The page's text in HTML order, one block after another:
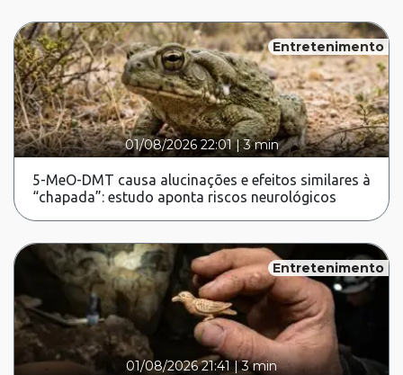
Entretenimento
01/08/2026 22:01|3 min
5-MeO-DMT causa alucinações e efeitos similares à
“chapada”: estudo aponta riscos neurológicos
Entretenimento
01/08/2026 21:41 |3 min